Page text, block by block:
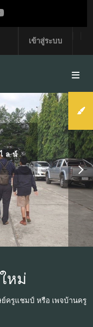
เข้าสู่ระบบ
พื่อ
ภัย
ะ
ร้อม
มป์
หม่
ครูแชมป์ หรือ เพจบ้านครู